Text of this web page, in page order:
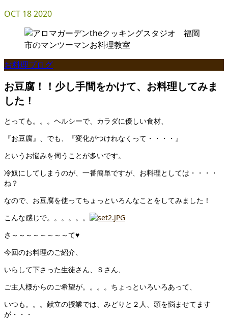
OCT 182020
お料理ブログ
お豆腐！！少し手間をかけて、お料理してみま
した！
とっても。。。ヘルシーで、カラダに優しい食材、
『お豆腐』、でも、『変化がつけれなくって・・・・』
というお悩みを伺うことが多いです。
冷奴にしてしまうのが、一番簡単ですが、お料理としては・・・・
ね？
なので、お豆腐を使ってちょっといろんなことをしてみました！
こんな感じで。。。。。。
さ～～～～～～～～て♥
今回のお料理のご紹介、
いらして下さった生徒さん、Ｓさん、
ご主人様からのご希望が。。。。ちょっといろいろあって、
いつも。。。献立の授業では、みどりと２人、頭を悩ませてます
が・・・